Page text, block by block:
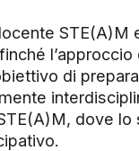
di
dove lo